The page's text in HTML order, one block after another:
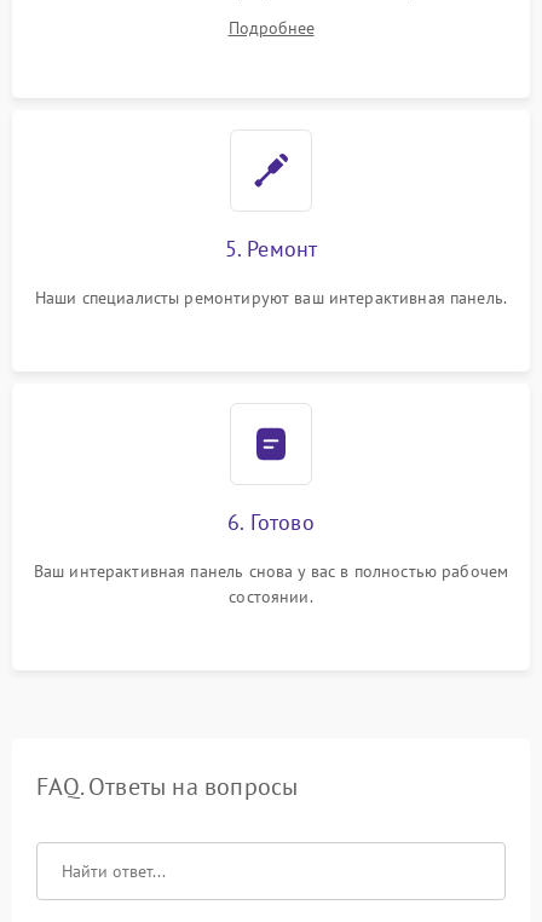
Подробнее
5. Ремонт
Наши специалисты ремонтируют ваш интерактивная панель.
6. Готово
Ваш интерактивная панель снова у вас в полностью рабочем
состоянии.
FAQ. Ответы на вопросы